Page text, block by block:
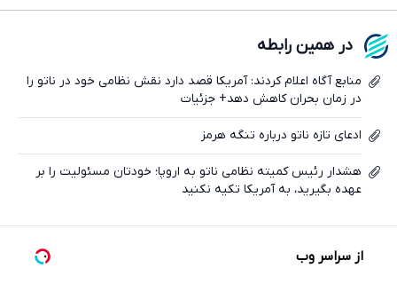
در همین رابطه
منابع آگاه اعلام کردند: آمریکا قصد دارد نقش نظامی خود در ناتو را
در زمان بحران کاهش دهد+ جزئیات
ادعای تازه ناتو درباره تنگه هرمز
هشدار رئیس کمیته نظامی ناتو به اروپا؛ خودتان مسئولیت را بر
عهده بگیرید، به آمریکا تکیه نکنید
از سراسر وب